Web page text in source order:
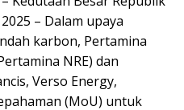
– Dalam upaya
karbon, Pertamina
NRE) dan
Verso Energy,
(MoU) untuk